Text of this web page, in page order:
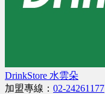
DrinkStore 水雲朵
加盟專線： 02-24261177